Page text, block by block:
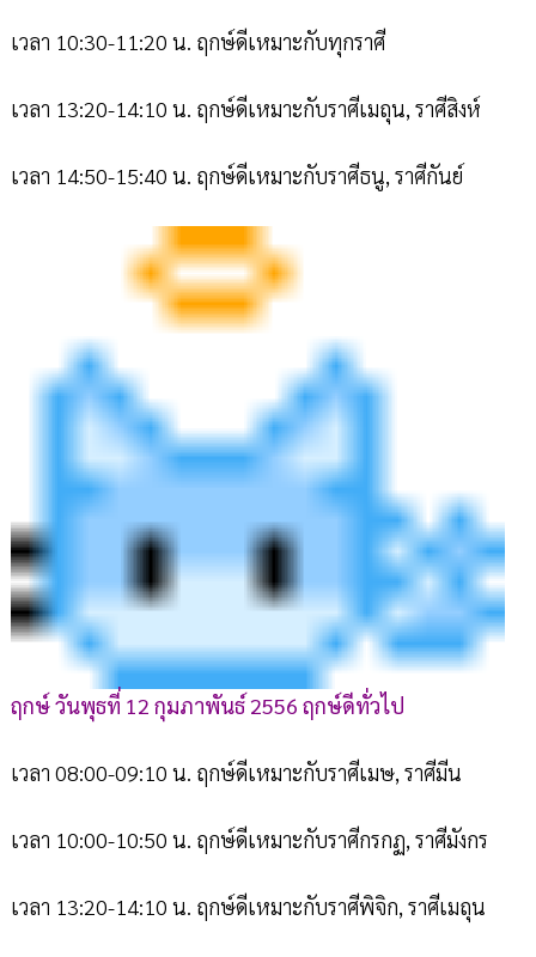
เวลา 10:30-11:20 น. ฤกษ์ดีเหมาะกับทุกราศี
เวลา 13:20-14:10 น. ฤกษ์ดีเหมาะกับราศีเมถุน, ราศีสิงห์
เวลา 14:50-15:40 น. ฤกษ์ดีเหมาะกับราศีธนู, ราศีกันย์
ฤกษ์ วันพุธที่ 12 กุมภาพันธ์ 2556 ฤกษ์ดีทั่วไป
เวลา 08:00-09:10 น. ฤกษ์ดีเหมาะกับราศีเมษ, ราศีมีน
เวลา 10:00-10:50 น. ฤกษ์ดีเหมาะกับราศีกรกฏ, ราศีมังกร
เวลา 13:20-14:10 น. ฤกษ์ดีเหมาะกับราศีพิจิก, ราศีเมถุน